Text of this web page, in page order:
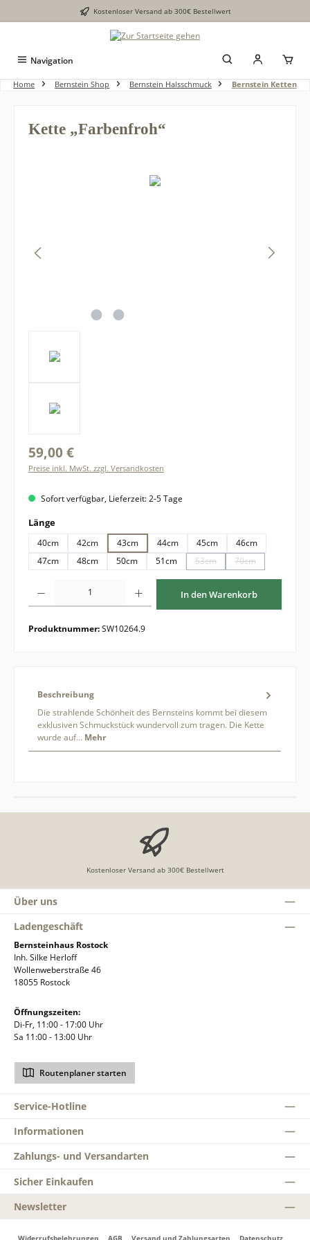
Kostenloser Versand ab 300€ Bestellwert
Navigation
Home Bernstein Shop Bernstein Halsschmuck Bernstein Ketten
Kette „Farbenfroh“
59,00 €
Preise inkl. MwSt. zzgl. Versandkosten
Sofort verfügbar, Lieferzeit: 2-5 Tage
Längeauswählen
40cm 42cm 43cm 44cm 45cm
46cm
47cm
48cm 50cm 51cm 53cm
(Diese Option ist zurzeit
70cm
(Diese Option ist
In den Warenkorb
Produktnummer:SW10264.9
Beschreibung
Die strahlende Schönheit des Bernsteins kommt bei diesem
exklusiven Schmuckstück wundervoll zum tragen. Die Kette
wurde auf… Mehr
Kostenloser Versand ab 300€ Bestellwert
Über uns
Ladengeschäft
Bernsteinhaus Rostock
Inh. Silke Herloff
Wollenweberstraße 46
18055 Rostock
Öffnungszeiten:
Di-Fr, 11:00 - 17:00 Uhr
Sa 11:00 - 13:00 Uhr
Routenplaner starten
Service-Hotline
Informationen
Zahlungs- und Versandarten
Sicher Einkaufen
Newsletter